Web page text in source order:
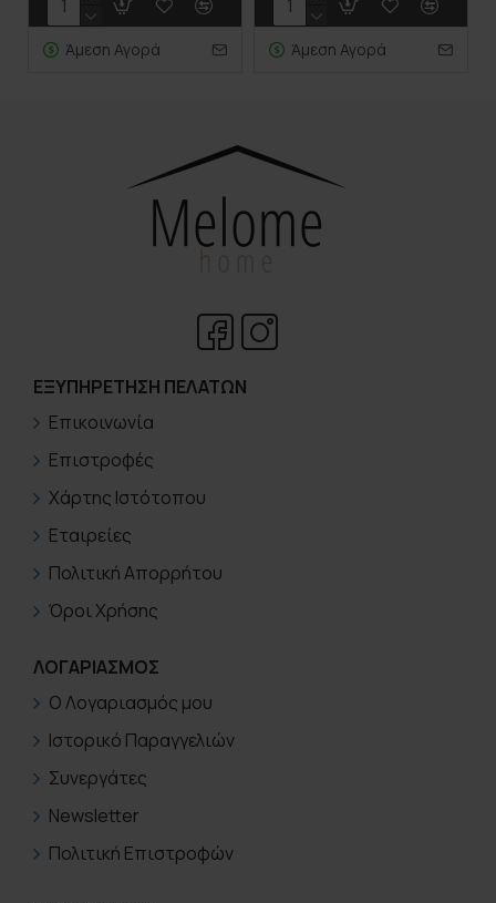
Άμεση Αγορά Άμεση Αγορά
ΕΞΥΠΗΡΈΤΗΣΗ ΠΕΛΑΤΏΝ
Επικοινωνία
Επιστροφές
Χάρτης Ιστότοπου
Εταιρείες
Πολιτική Απορρήτου
Όροι Χρήσης
ΛΟΓΑΡΙΑΣΜΟΣ
Ο Λογαριασμός μου
Ιστορικό Παραγγελιών
Συνεργάτες
Newsletter
Πολιτική Επιστροφών